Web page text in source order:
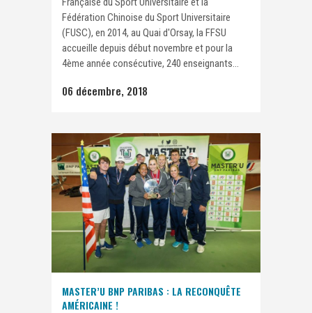
Fédération Chinoise du Sport Universitaire
(FUSC), en 2014, au Quai d'Orsay, la FFSU
accueille depuis début novembre et pour la
4ème année consécutive, 240 enseignants...
06 décembre, 2018
MASTER’U BNP PARIBAS : LA RECONQUÊTE
AMÉRICAINE !